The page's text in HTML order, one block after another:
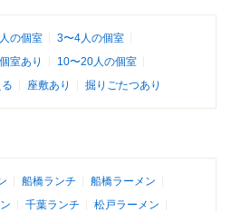
の個室
3〜4人の個室
室あり
10〜20人の個室
座敷あり 掘りごたつあり
船橋ランチ
船橋ラーメン
千葉ランチ
松戸ラーメン